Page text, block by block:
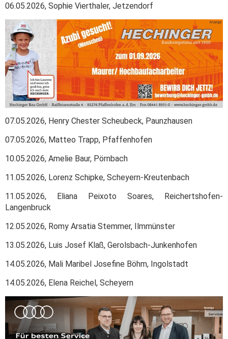
06.05.2026, Sophie Vierthaler, Jetzendorf
07.05.2026, Henry Chester Scheubeck, Paunzhausen
07.05.2026, Matteo Trapp, Pfaffenhofen
10.05.2026, Amelie Baur, Pörnbach
11.05.2026, Lorenz Schipke, Scheyern-Kreutenbach
11.05.2026, Eliana Peixoto Soares, Reichertshofen-
Langenbruck
12.05.2026, Romy Arsatia Stemmer, Ilmmünster
13.05.2026, Luis Josef Klaß, Gerolsbach-Junkenhofen
14.05.2026, Mali Maribel Josefine Böhm, Ingolstadt
14.05.2026, Elena Reichel, Scheyern